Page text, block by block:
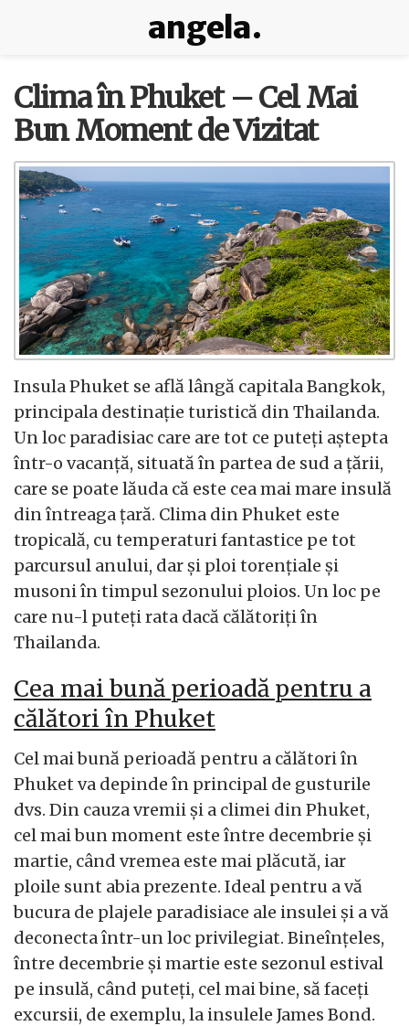
angela.
Clima în Phuket – Cel Mai
Bun Moment de Vizitat
Insula Phuket se află lângă capitala Bangkok,
principala destinație turistică din Thailanda.
Un loc paradisiac care are tot ce puteți aștepta
într-o vacanță, situată în partea de sud a țării,
care se poate lăuda că este cea mai mare insulă
din întreaga țară. Clima din Phuket este
tropicală, cu temperaturi fantastice pe tot
parcursul anului, dar și ploi torențiale și
musoni în timpul sezonului ploios. Un loc pe
care nu-l puteți rata dacă călătoriți în
Thailanda.
Cea mai bună perioadă pentru a
călători în Phuket
Cel mai bună perioadă pentru a călători în
Phuket va depinde în principal de gusturile
dvs. Din cauza vremii și a climei din Phuket,
cel mai bun moment este între decembrie și
martie, când vremea este mai plăcută, iar
ploile sunt abia prezente. Ideal pentru a vă
bucura de plajele paradisiace ale insulei și a vă
deconecta într-un loc privilegiat. Bineînțeles,
între decembrie și martie este sezonul estival
pe insulă, când puteți, cel mai bine, să faceți
excursii, de exemplu, la insulele James Bond.